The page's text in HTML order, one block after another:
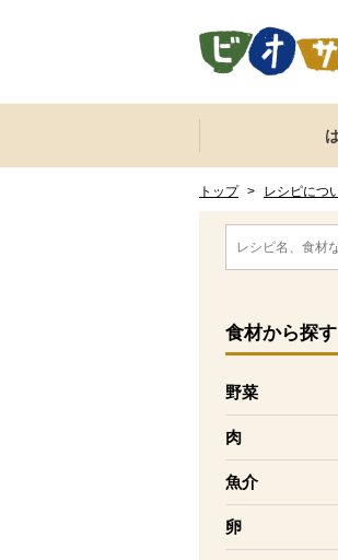
ここからサイト内共通メニューです。
サイト内共通メニューをスキップする
トップ > レシピにつ
ここから消費材検
食材から探す
野菜
を開く
肉
を開く
魚介
を開く
卵
を開く
消費材検索メニ
ここから本文です